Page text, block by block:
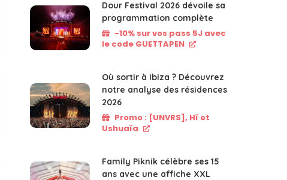
Dour Festival 2026 dévoile sa
programmation complète
-10% sur vos pass 5J avec
le code GUETTAPEN
Où sortir à Ibiza ? Découvrez
notre analyse des résidences
2026
Promo : [UNVRS], Hï et
Ushuaïa
Family Piknik célèbre ses 15
ans avec une affiche XXL